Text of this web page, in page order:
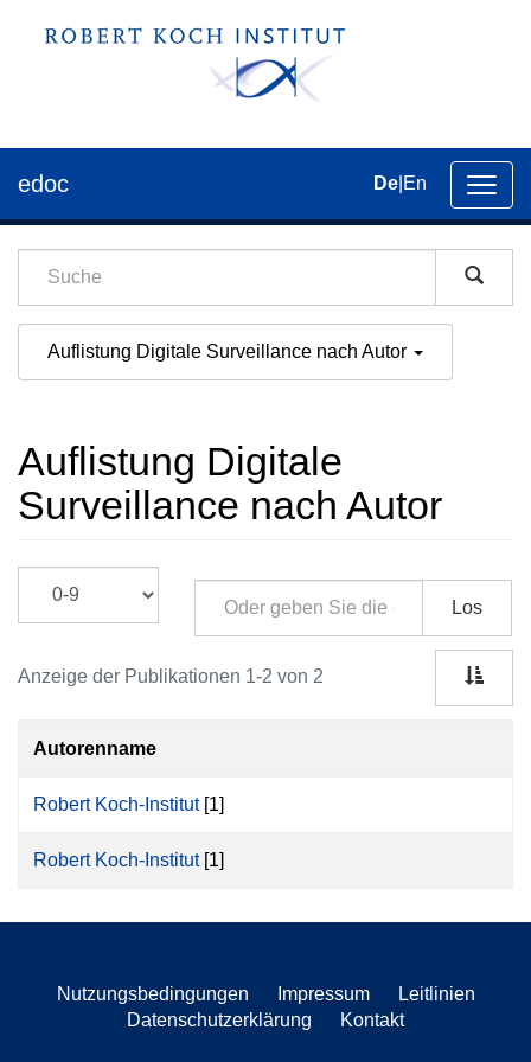
der
edoc De En
Auflistung Digitale Surveillance nach Autor
Auflistung Digitale
Surveillance nach Autor
Los
Anzeige der Publikationen 1-2 von 2
Autorenname
Robert Koch-Institut[1]
Robert Koch-Institut[1]
Nutzungsbedingungen Impressum
Leitlinien
Datenschutzerklärung
Kontakt